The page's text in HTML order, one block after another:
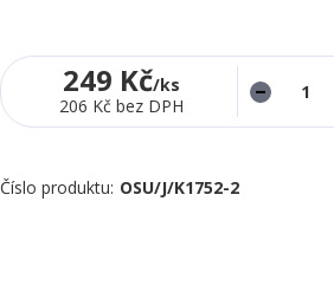
249 Kč/ks
206 Kč bez DPH
Číslo produktu: OSU/J/K1752-2